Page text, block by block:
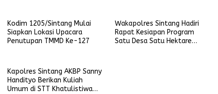
Kodim 1205/Sintang Mulai
Siapkan Lokasi Upacara
Penutupan TMMD Ke-127
Wakapolres Sintang Hadiri
Rapat Kesiapan Program
Satu Desa Satu Hektare
Kapolres Sintang AKBP Sanny
Handityo Berikan Kuliah
Umum di STT Khatulistiwa